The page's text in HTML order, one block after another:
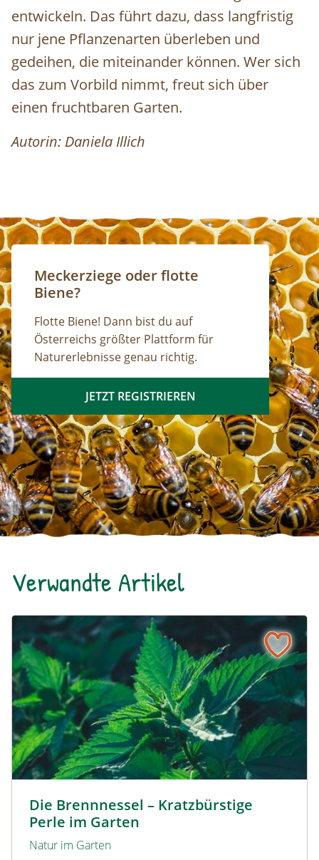
entwickeln. Das führt dazu, dass langfristig
nur jene Pflanzenarten überleben und
gedeihen, die miteinander können. Wer sich
das zum Vorbild nimmt, freut sich über
einen fruchtbaren Garten.
Autorin: Daniela Illich
Meckerziege oder flotte
Biene?
Flotte Biene! Dann bist du auf
Österreichs größter Plattform für
Naturerlebnisse genau richtig.
JETZT REGISTRIEREN
Verwandte Artikel
Die Brennnessel – Kratzbürstige
Perle im Garten
Natur im Garten
Die Brennnessel – Kratzbürstige Perle im Garten